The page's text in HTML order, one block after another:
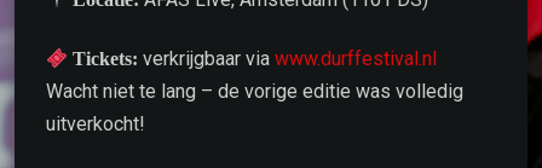
Tickets: verkrijgbaar viawww.durffestival.nl
Wacht niet te lang – de vorige editie was volledig
uitverkocht!